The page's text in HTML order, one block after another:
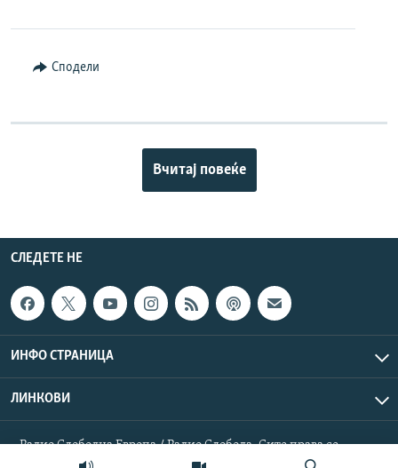
Сподели
Вчитај повеќе
СЛЕДЕТЕ НЕ
ИНФО СТРАНИЦА
ЛИНКОВИ
Радио Слободна Европа / Радио Слобода. Сите права се
резервирани